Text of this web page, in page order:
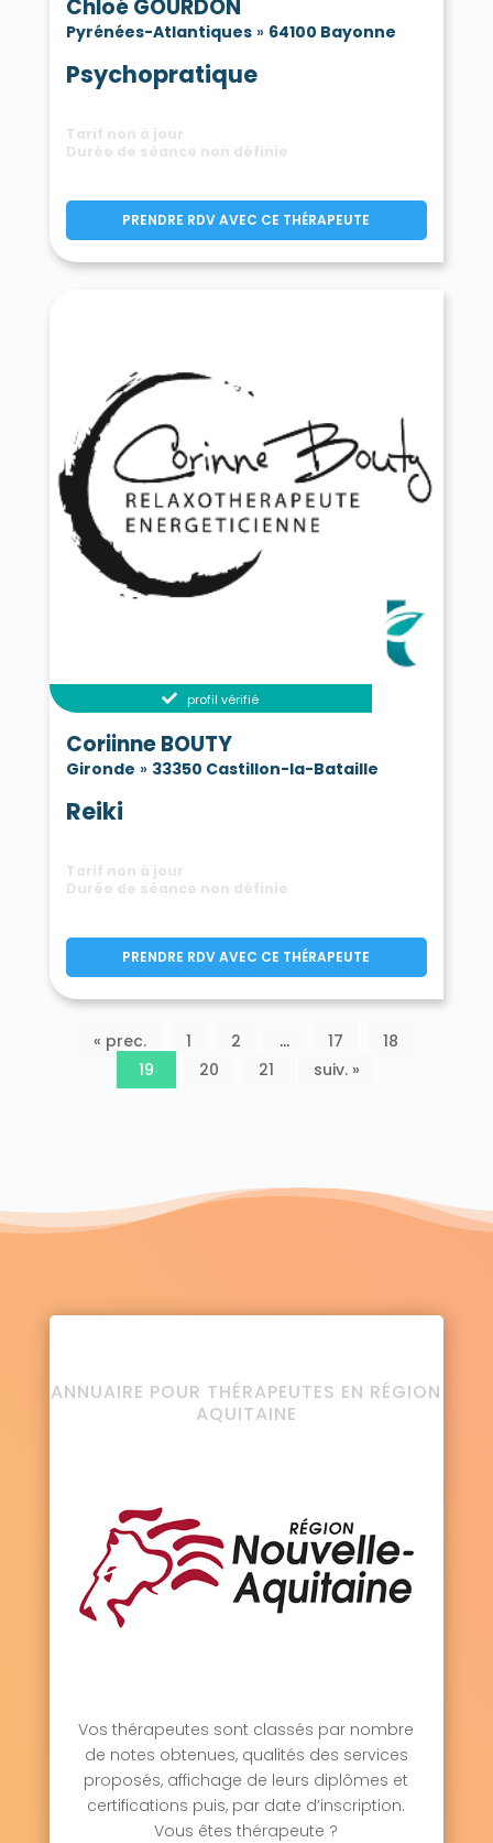
Chloé GOURDON
Pyrénées-Atlantiques» 64100 Bayonne
Psychopratique
Tarif non à jour
Durée de séance non définie
PRENDRE RDV AVEC CE THÉRAPEUTE
profil vérifié
Coriinne BOUTY
Gironde » 33350 Castillon-la-Bataille
Reiki
Tarif non à jour
Durée de séance non définie
PRENDRE RDV AVEC CE THÉRAPEUTE
« prec. 1 2 … 17
18
19
20 21 suiv. »
ANNUAIRE POUR THÉRAPEUTES EN RÉGION
AQUITAINE
Vos thérapeutes sont classés par nombre
de notes obtenues, qualités des services
proposés, affichage de leurs diplômes et
certifications puis, par date d’inscription.
Vous êtes thérapeute ?